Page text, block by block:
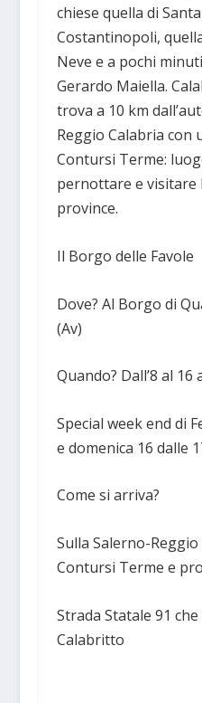
chiese quella di
Costantinopoli,
Neve e a pochi
Gerardo Maiella.
trova a 10 km
Reggio Calabria con
Contursi Terme:
pernottare e visitare
province.
Il Borgo delle Favole
Dove? Al Borgo di
(Av)
Quando? Dall’8 al
Special week end di
e domenica 16 dalle
Come si arriva?
Sulla Salerno-
Contursi Terme e
Strada Statale 91
Calabritto